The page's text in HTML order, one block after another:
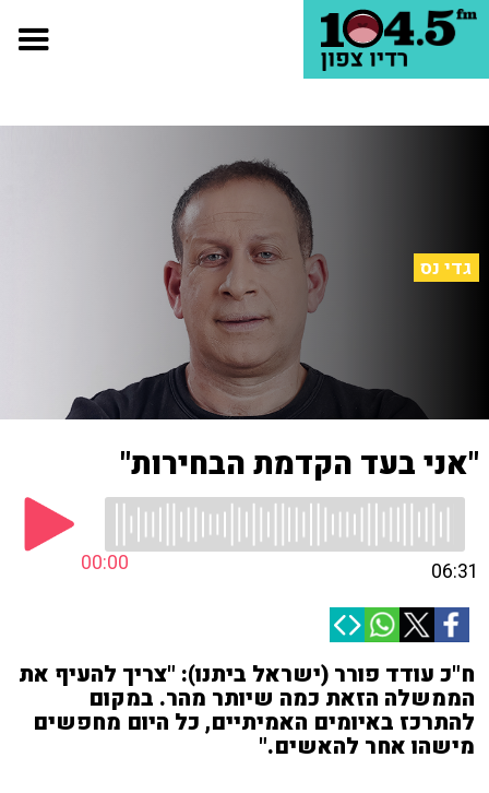
גדי נס
"אני בעד הקדמת הבחירות"
00:00 06:31
ח"כ עודד פורר (ישראל ביתנו): "צריך להעיף את
הממשלה הזאת כמה שיותר מהר. במקום
להתרכז באיומים האמיתיים, כל היום מחפשים
מישהו אחר להאשים."